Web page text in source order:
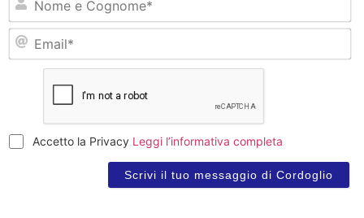
Accetto la Privacy Leggi l’informativa completa